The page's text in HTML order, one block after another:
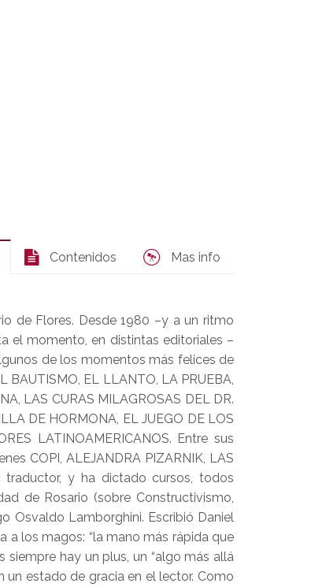
Contenidos Mas info
de Flores. Desde 1980 –y a un ritmo
el momento, en distintas editoriales –
de los momentos más felices de
EL LLANTO, LA PRUEBA,
LAS CURAS MILAGROSAS DEL DR.
DE HORMONA, EL JUEGO DE LOS
LATINOAMERICANOS. Entre sus
COPI, ALEJANDRA PIZARNIK, LAS
traductor, y ha dictado cursos, todos
de Rosario (sobre Constructivismo,
Osvaldo Lamborghini. Escribió Daniel
a los magos: “la mano más rápida que
hay un plus, un “algo más allá
un estado de gracia en el lector. Como